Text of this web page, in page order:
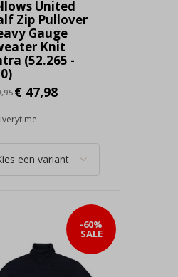
United
Zip Pullover
Gauge
Knit
(52.265 -
€ 47,98
-60%
SALE